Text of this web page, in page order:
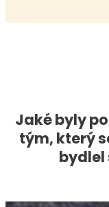
Jaké byly
tým, který
bydlel